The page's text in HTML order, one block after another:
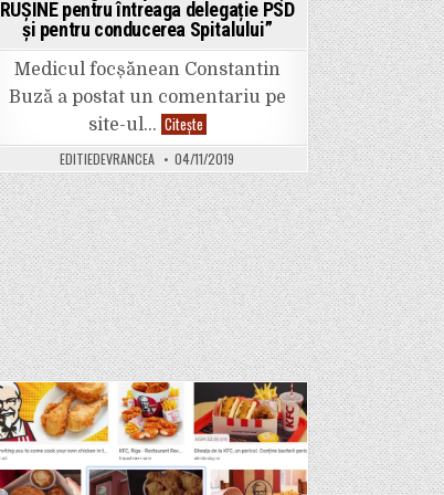
RUȘINE pentru întreaga delegație PSD
și pentru conducerea Spitalului”
Medicul focșănean Constantin
Buză a postat un comentariu pe
site-ul… CiteșteMedicul
Constantin
Buză
este
categoric
după
vizita
PSD
la
bebelușii
din
spital:
”Toți
adulții
pot
fi
purtători
sănătoși
de
microbi
în
căile
aeriene
superioare
(nasofaringe),
microb
EDITIEDEVRANCEA 04/11/2019
Posted
in